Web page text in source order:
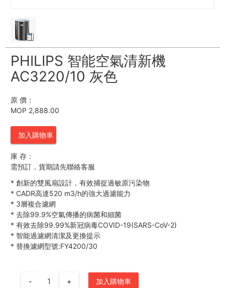
PHILIPS 智能空氣清新機
AC3220/10 灰色
原 價：
MOP 2,888.00
加入購物車
庫 存：
需預訂，貨期請先聯絡客服
* 創新的雙風扇設計，有效捕捉過敏原污染物
* CADR高達520 m3/h的強大過濾能力
* 3層複合濾網
* 去除99.9%空氣傳播的病菌和細菌
* 有效去除99.99%新冠病毒COVID-19(SARS-CoV-2)
* 智能過濾網清潔及更換提示
* 替換濾網型號:FY4200/30
- + 加入購物車